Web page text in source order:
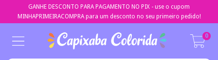
GANHE DESCONTO PARA PAGAMENTO NO PIX - use o cupom
MINHAPRIMEIRACOMPRA para um desconto no seu primeiro pedido!
0